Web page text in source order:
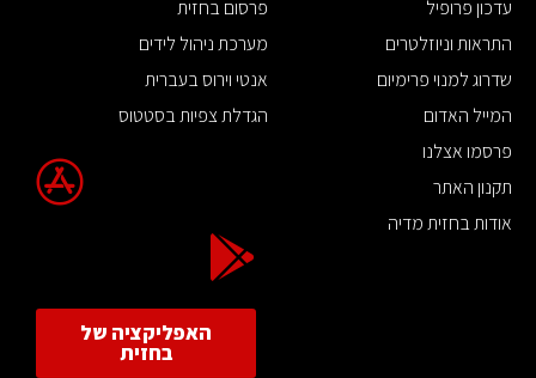
עדכון פרופיל
התראות וניוזלטרים
שדרוג למנוי פרימיום
המייל האדום
פרסמו אצלנו
תקנון האתר
אודות בחזית מדיה
פרסום בחזית
מערכת ניהול לידים
אנטי וירוס בעברית
הגדלת צפיות בסטטוס
האפליקציה של
בחזית